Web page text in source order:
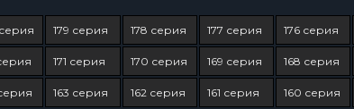
179 серия 178 серия 177 серия 176 серия
171 серия 170 серия 169 серия 168 серия
163 серия 162 серия 161 серия 160 серия